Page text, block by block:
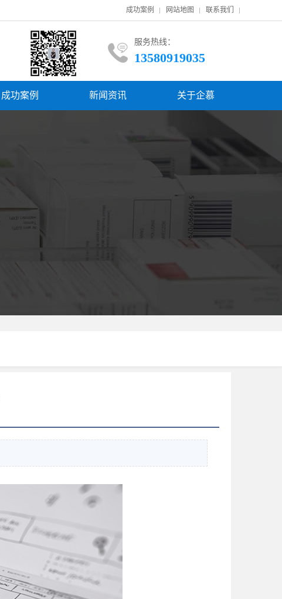
联系我们
网站地图
成功案例
服务热线：
13580919035
成功案例 新闻资讯 关于企慕